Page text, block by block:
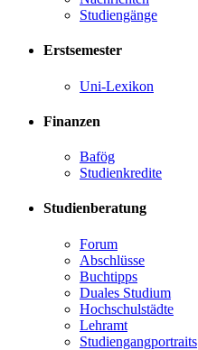
Studiengänge
Erstsemester
Uni-Lexikon
Finanzen
Bafög
Studienkredite
Studienberatung
Forum
Abschlüsse
Buchtipps
Duales Studium
Hochschulstädte
Lehramt
Studiengangportraits